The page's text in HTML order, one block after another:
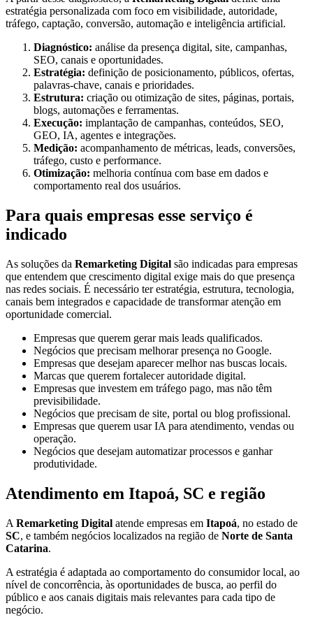
estratégia personalizada com foco em visibilidade, autoridade,
tráfego, captação, conversão, automação e inteligência artificial.
Diagnóstico: análise da presença digital, site, campanhas,
SEO, canais e oportunidades.
Estratégia: definição de posicionamento, públicos, ofertas,
palavras-chave, canais e prioridades.
Estrutura: criação ou otimização de sites, páginas, portais,
blogs, automações e ferramentas.
Execução: implantação de campanhas, conteúdos, SEO,
GEO, IA, agentes e integrações.
Medição: acompanhamento de métricas, leads, conversões,
tráfego, custo e performance.
Otimização: melhoria contínua com base em dados e
comportamento real dos usuários.
Para quais empresas esse serviço é
indicado
As soluções da Remarketing Digital são indicadas para empresas
que entendem que crescimento digital exige mais do que presença
nas redes sociais. É necessário ter estratégia, estrutura, tecnologia,
canais bem integrados e capacidade de transformar atenção em
oportunidade comercial.
Empresas que querem gerar mais leads qualificados.
Negócios que precisam melhorar presença no Google.
Empresas que desejam aparecer melhor nas buscas locais.
Marcas que querem fortalecer autoridade digital.
Empresas que investem em tráfego pago, mas não têm
previsibilidade.
Negócios que precisam de site, portal ou blog profissional.
Empresas que querem usar IA para atendimento, vendas ou
operação.
Negócios que desejam automatizar processos e ganhar
produtividade.
Atendimento em Itapoá, SC e região
A Remarketing Digital atende empresas em Itapoá, no estado de
SC, e também negócios localizados na região de Norte de Santa
Catarina.
A estratégia é adaptada ao comportamento do consumidor local, ao
nível de concorrência, às oportunidades de busca, ao perfil do
público e aos canais digitais mais relevantes para cada tipo de
negócio.